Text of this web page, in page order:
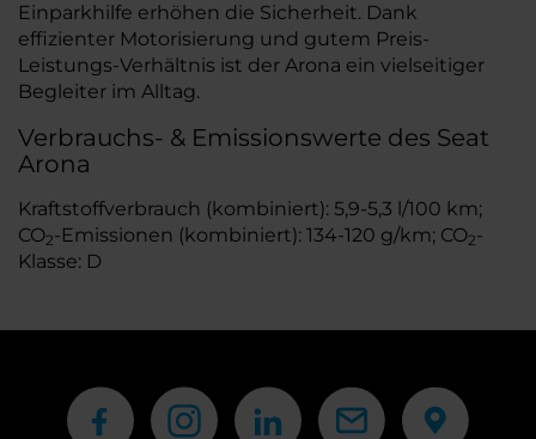
Einparkhilfe erhöhen die Sicherheit. Dank
effizienter Motorisierung und gutem Preis-
Leistungs-Verhältnis ist der Arona ein vielseitiger
Begleiter im Alltag.
Verbrauchs- & Emissionswerte des Seat
Arona
Kraftstoffverbrauch (kombiniert): 5,9-5,3 l/100 km;
CO2-Emissionen (kombiniert): 134-120 g/km; CO2-
Klasse: D